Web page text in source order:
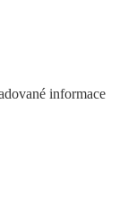
informace